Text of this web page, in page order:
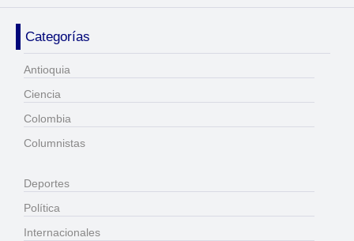
Categorías
Antioquia
Ciencia
Colombia
Columnistas
Deportes
Política
Internacionales